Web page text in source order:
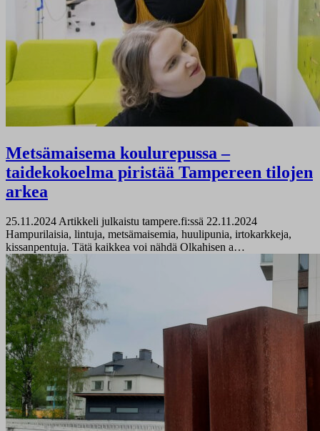
Metsämaisema koulurepussa –
taidekokoelma piristää Tampereen tilojen
arkea
25.11.2024Artikkeli julkaistu tampere.fi:ssä 22.11.2024
Hampurilaisia, lintuja, metsämaisemia, huulipunia, irtokarkkeja,
kissanpentuja. Tätä kaikkea voi nähdä Olkahisen a…